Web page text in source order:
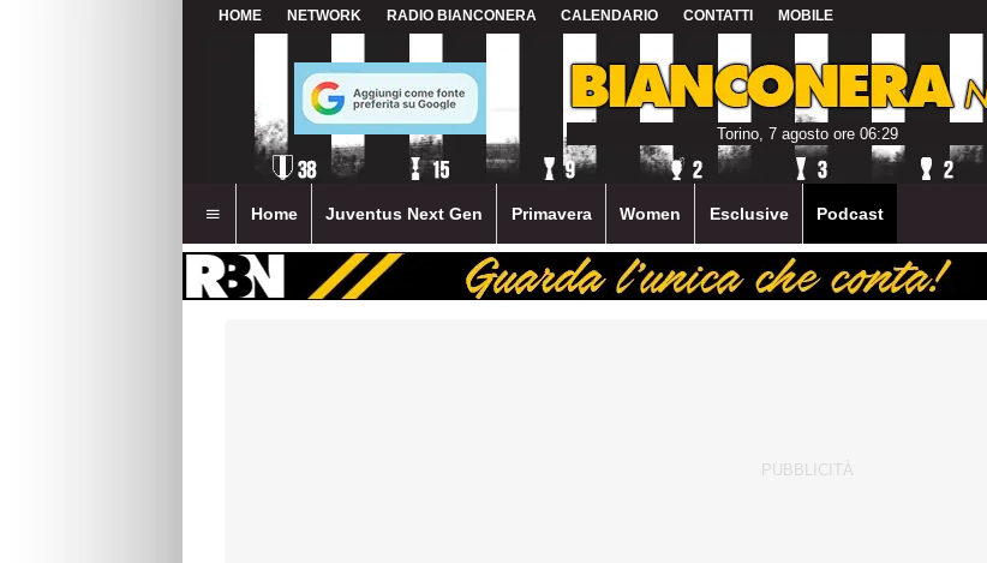
HOME NETWORK RADIO BIANCONERA CALENDARIO CONTATTI MOBILE
Torino, 7 agosto ore 06:29
Home Juventus Next Gen Primavera Women Esclusive Podcast